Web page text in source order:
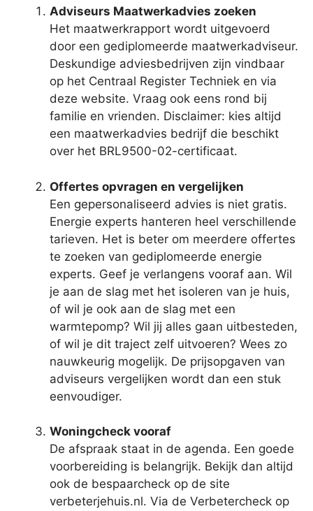
Adviseurs Maatwerkadvies zoeken
Het maatwerkrapport wordt uitgevoerd
door een gediplomeerde maatwerkadviseur.
Deskundige adviesbedrijven zijn vindbaar
op het Centraal Register Techniek en via
deze website. Vraag ook eens rond bij
familie en vrienden. Disclaimer: kies altijd
een maatwerkadvies bedrijf die beschikt
over het BRL9500-02-certificaat.
Offertes opvragen en vergelijken
Een gepersonaliseerd advies is niet gratis.
Energie experts hanteren heel verschillende
tarieven. Het is beter om meerdere offertes
te zoeken van gediplomeerde energie
experts. Geef je verlangens vooraf aan. Wil
je aan de slag met het isoleren van je huis,
of wil je ook aan de slag met een
warmtepomp? Wil jij alles gaan uitbesteden,
of wil je dit traject zelf uitvoeren? Wees zo
nauwkeurig mogelijk. De prijsopgaven van
adviseurs vergelijken wordt dan een stuk
eenvoudiger.
Woningcheck vooraf
De afspraak staat in de agenda. Een goede
voorbereiding is belangrijk. Bekijk dan altijd
ook de bespaarcheck op de site
verbeterjehuis.nl. Via de Verbetercheck op